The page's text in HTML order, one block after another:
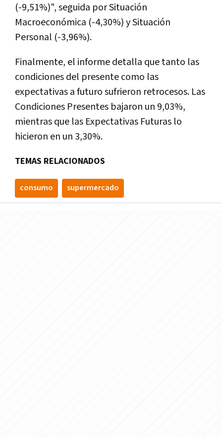
(-9,51%)", seguida por Situación
Macroeconómica (-4,30%) y Situación
Personal (-3,96%).
Finalmente, el informe detalla que tanto las
condiciones del presente como las
expectativas a futuro sufrieron retrocesos. Las
Condiciones Presentes bajaron un 9,03%,
mientras que las Expectativas Futuras lo
hicieron en un 3,30%.
TEMAS RELACIONADOS
consumo supermercado